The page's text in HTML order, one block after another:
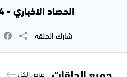
الحصاد الاخباري - 19.11.2024
شارك الحلقة
عرض الكل